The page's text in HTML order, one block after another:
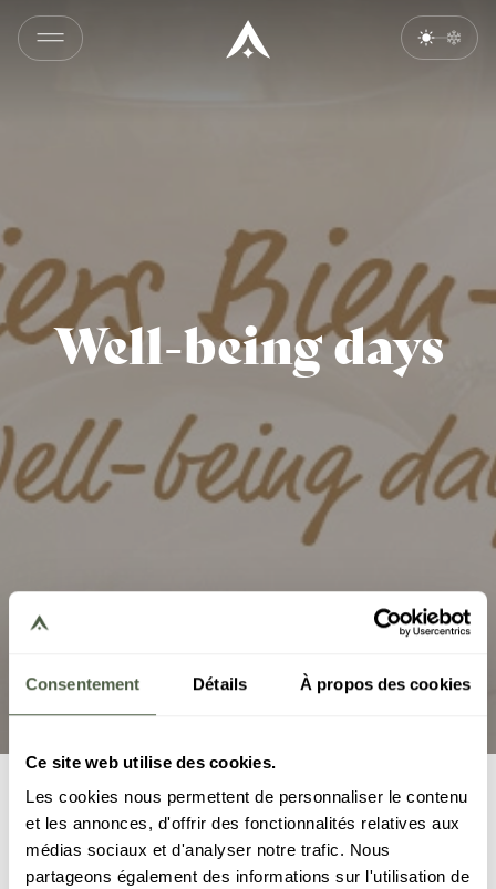
Consentement Détails À propos des cookies
Ce site web utilise des cookies.
Les cookies nous permettent de personnaliser le contenu
et les annonces, d'offrir des fonctionnalités relatives aux
médias sociaux et d'analyser notre trafic. Nous
partageons également des informations sur l'utilisation de
Well-being days
Well-being days in Les Gets, Spa Kinabalu.
- Renata Drainage 2-hand - 1h between 10am and 7pm